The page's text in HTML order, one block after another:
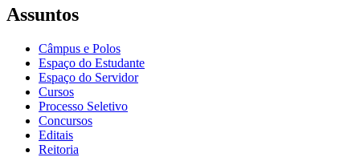
Assuntos
Câmpus e Polos
Espaço do Estudante
Espaço do Servidor
Cursos
Processo Seletivo
Concursos
Editais
Reitoria